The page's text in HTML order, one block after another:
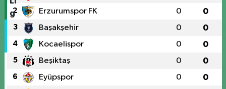
2 Erzurumspor FK 0 0
3 Başakşehir 0 0
4 Kocaelispor 0 0
5 Beşiktaş 0 0
6 Eyüpspor 0 0